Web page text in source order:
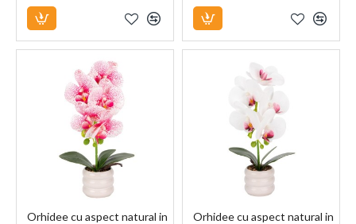
Orhidee cu aspect natural in
Orhidee cu aspect natural in